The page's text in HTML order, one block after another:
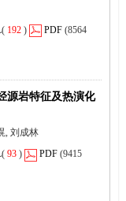
( 192 ) PDF (8564
源岩特征及热演化
, 刘成林
( 93 ) PDF (9415